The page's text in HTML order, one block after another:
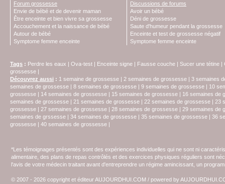
Forum grossesse
Envie de bébé et de devenir maman
Être enceinte et bien vivre sa grossesse
Accouchement et la naissance de bébé
Autour de bébé
Symptome femme enceinte
Discussions de forums
Avoir un bébé
Déni de grossesse
Saute d'humeur pendant la grossesse
Enceinte et test de grossesse négatif
Symptome femme enceinte
Tags : Perdre les eaux | Ova-test | Enceinte signe | Fausse couche | Sucer une tétine |
grossesse |
Découvrez aussi : 1 semaine de grossesse | 2 semaines de grossesse | 3 semaines
semaines de grossesse | 8 semaines de grossesse | 9 semaines de grossesse | 10
grossesse | 14 semaines de grossesse | 15 semaines de grossesse | 16 semaines de
semaines de grossesse | 21 semaines de grossesse | 22 semaines de grossesse | 23
grossesse | 27 semaines de grossesse | 28 semaines de grossesse | 29 semaines de
semaines de grssesse | 34 semaines de grossesse | 35 semaines de grossesse | 36
grossesse | 40 semaines de grossesse |
*Les témoignages présentés sont des expériences individuelles qui ne sont ni
alimentaire, des plans de repas contrôlés et des exercices physiques réguliers sont
l'avis de votre médecin traitant avant d'entreprendre un régime amincissant, un
© 2007 - 2026 copyright et éditeur AUJOURDHUI.COM / powered by